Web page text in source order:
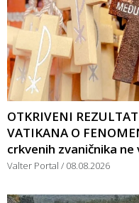
OTKRIVENI
VATIKANA O
crkvenih zvaničnika
Valter Portal 08.08.2026